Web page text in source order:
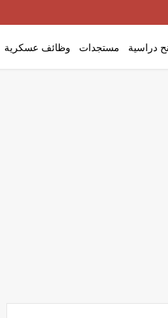
دراسية مستجدات وظائف عسكرية